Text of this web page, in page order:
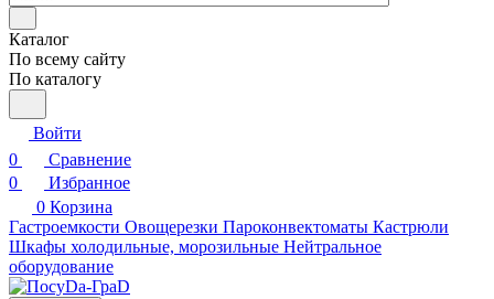
Каталог
По всему сайту
По каталогу
Войти
0
Сравнение
0
Избранное
0 Корзина
Гастроемкости Овощерезки Пароконвектоматы Кастрюли
Шкафы холодильные, морозильные Нейтральное
оборудование